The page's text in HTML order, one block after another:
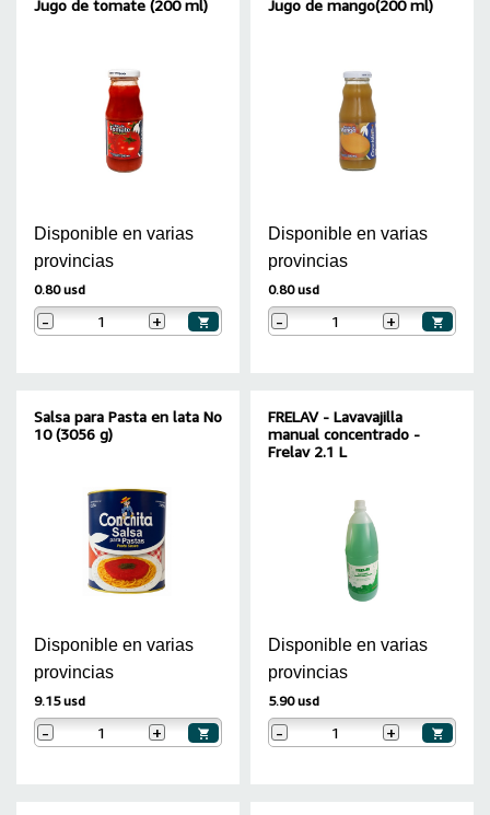
Jugo de tomate (200 ml)
Disponible en varias
provincias
0.80 usd
- +
Jugo de mango(200 ml)
Disponible en varias
provincias
0.80 usd
- +
Salsa para Pasta en lata No
10 (3056 g)
Disponible en varias
provincias
9.15 usd
- +
FRELAV - Lavavajilla
manual concentrado -
Frelav 2.1 L
Disponible en varias
provincias
5.90 usd
- +